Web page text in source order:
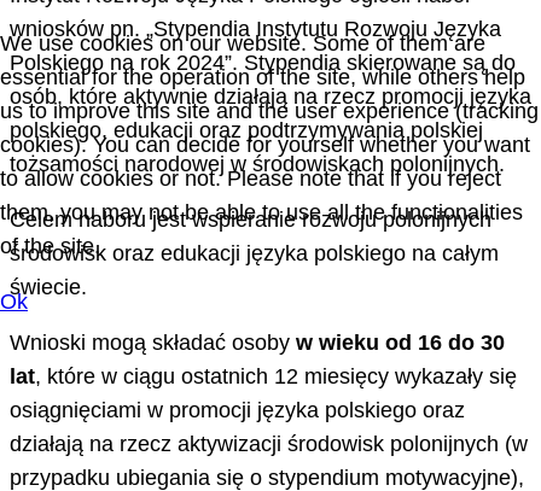
wniosków pn. „Stypendia Instytutu Rozwoju Języka
Polskiego na rok 2024”. Stypendia skierowane są do
osób, które aktywnie działają na rzecz promocji języka
polskiego, edukacji oraz podtrzymywania polskiej
tożsamości narodowej w środowiskach polonijnych.
Celem naboru jest wspieranie rozwoju polonijnych
środowisk oraz edukacji języka polskiego na całym
świecie.
Wnioski mogą składać osoby w wieku od 16 do 30
lat, które w ciągu ostatnich 12 miesięcy wykazały się
osiągnięciami w promocji języka polskiego oraz
działają na rzecz aktywizacji środowisk polonijnych (w
przypadku ubiegania się o stypendium motywacyjne),
We use cookies on our website. Some of them are
essential for the operation of the site, while others help
us to improve this site and the user experience (tracking
cookies). You can decide for yourself whether you want
to allow cookies or not. Please note that if you reject
them, you may not be able to use all the functionalities
of the site.
Ok